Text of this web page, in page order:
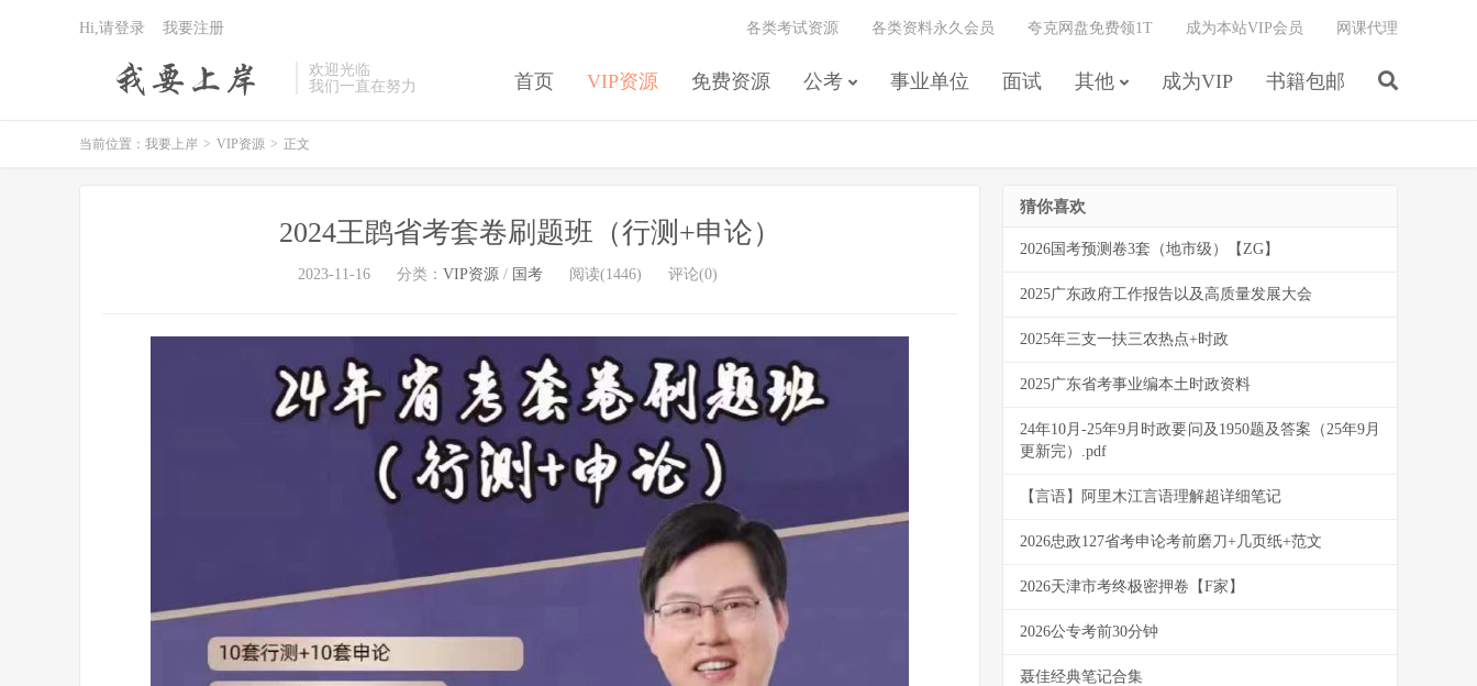
欢迎光临
我们一直在努力
首页 VIP资源 免费资源 公考 事业单位 面试 其他 成为VIP 书籍包邮
各类考试资源 各类资料永久会员 夸克网盘免费领1T 成为本站VIP会员 网课代理
Hi,请登录 我要注册
当前位置： 我要上岸 > VIP资源 > 正文
2024王鹍省考套卷刷题班（行测+申论）
2023-11-16 分类： VIP资源 / 国考 阅读(1446) 评论(0)
猜你喜欢
2026国考预测卷3套（地市级）【ZG】
2025广东政府工作报告以及高质量发展大会
2025年三支一扶三农热点+时政
2025广东省考事业编本土时政资料
24年10月-25年9月时政要问及1950题及答案（25年9月
更新完）.pdf
【言语】阿里木江言语理解超详细笔记
2026忠政127省考申论考前磨刀+几页纸+范文
2026天津市考终极密押卷【F家】
2026公专考前30分钟
聂佳经典笔记合集